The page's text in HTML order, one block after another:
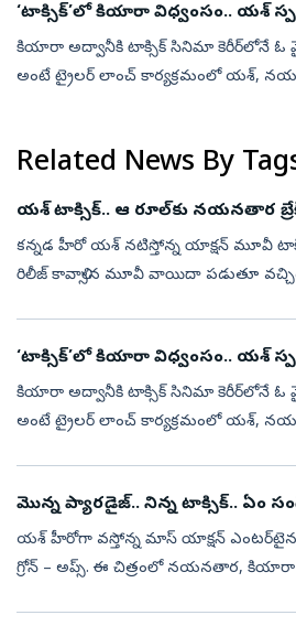
‘టాక్సిక్‌’లో కియారా
కియారా అద్వానీకి టాక్సిక్‌ సినిమా కెరీర్‌లోనే ఓ
అంటే ట్రైలర్‌ లాంచ్‌ కార్యక్రమంలో యశ్‌,
Related News By
యశ్ టాక్సిక్.. ఆ రూల్‌కు నయనతార
కన్నడ హీరో యశ్ నటిస్తోన్న యాక్షన్‌ మూవీ
రిలీజ్ కావాల్సిన మూవీ వాయిదా పడుతూ
‘టాక్సిక్‌’లో కియారా
కియారా అద్వానీకి టాక్సిక్‌ సినిమా కెరీర్‌లోనే ఓ
అంటే ట్రైలర్‌ లాంచ్‌ కార్యక్రమంలో యశ్‌,
మొన్న ప్యారడైజ్.. నిన్న టాక్సిక్.. ఏం
యశ్ హీరోగా వస్తోన్న మాస్ యాక్షన్‌
గ్రోన్‌ – అప్స్‌. ఈ చిత్రంలో నయనతార,